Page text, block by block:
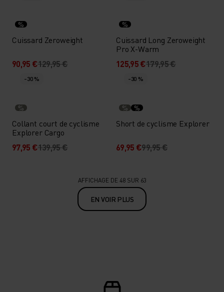
%
Cuissard Zeroweight
90,95 €129,95 €
%
Cuissard Long Zeroweight
Pro X-Warm
125,95 €179,95 €
-30 %
%
Collant court de cyclisme
Explorer Cargo
97,95 €139,95 €
-30 %
% %
Short de cyclisme Explorer
69,95 €99,95 €
AFFICHAGE DE 48 SUR 63
EN VOIR PLUS